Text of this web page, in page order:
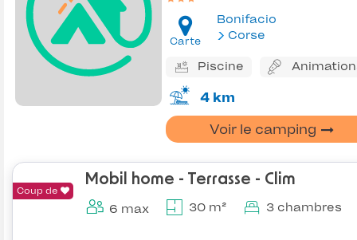
Carte
Bonifacio
Corse
Piscine
4 km
Voir le camping
Coup de
Mobil home - Terrasse - Clim
6 max 30 m² 3 chambres